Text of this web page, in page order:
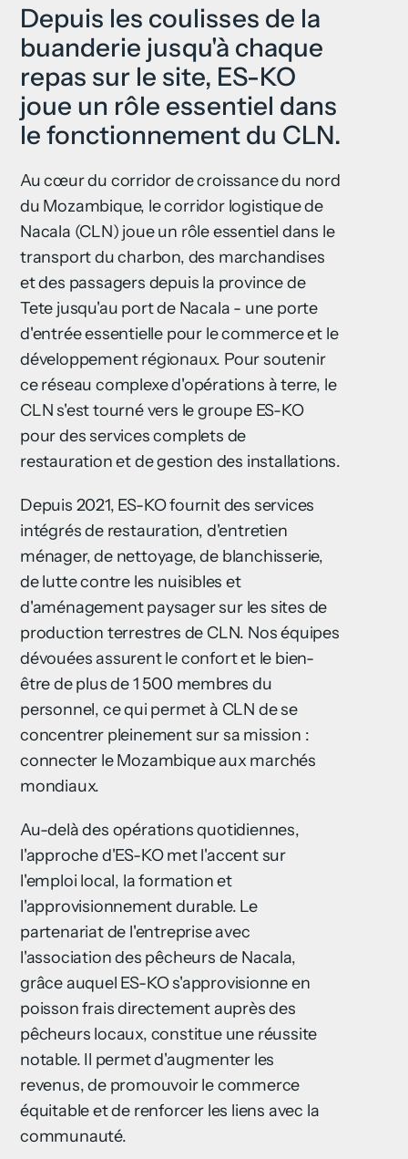
Depuis les coulisses de la
buanderie jusqu'à chaque
repas sur le site, ES-KO
joue un rôle essentiel dans
le fonctionnement du CLN.
Au cœur du corridor de croissance du nord
du Mozambique, le corridor logistique de
Nacala (CLN) joue un rôle essentiel dans le
transport du charbon, des marchandises
et des passagers depuis la province de
Tete jusqu'au port de Nacala - une porte
d'entrée essentielle pour le commerce et le
développement régionaux. Pour soutenir
ce réseau complexe d'opérations à terre, le
CLN s'est tourné vers le groupe ES-KO
pour des services complets de
restauration et de gestion des installations.
Depuis 2021, ES-KO fournit des services
intégrés de restauration, d'entretien
ménager, de nettoyage, de blanchisserie,
de lutte contre les nuisibles et
d'aménagement paysager sur les sites de
production terrestres de CLN. Nos équipes
dévouées assurent le confort et le bien-
être de plus de 1 500 membres du
personnel, ce qui permet à CLN de se
concentrer pleinement sur sa mission :
connecter le Mozambique aux marchés
mondiaux.
Au-delà des opérations quotidiennes,
l'approche d'ES-KO met l'accent sur
l'emploi local, la formation et
l'approvisionnement durable. Le
partenariat de l'entreprise avec
l'association des pêcheurs de Nacala,
grâce auquel ES-KO s'approvisionne en
poisson frais directement auprès des
pêcheurs locaux, constitue une réussite
notable. Il permet d'augmenter les
revenus, de promouvoir le commerce
équitable et de renforcer les liens avec la
communauté.